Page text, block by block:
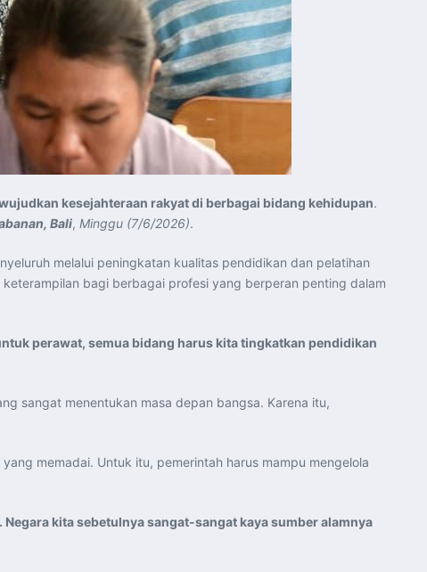
kesejahteraan rakyat di berbagai bidang kehidupan.
Bali, Minggu (7/6/2026).
melalui peningkatan kualitas pendidikan dan pelatihan
bagi berbagai profesi yang berperan penting dalam
perawat, semua bidang harus kita tingkatkan pendidikan
sangat menentukan masa depan bangsa. Karena itu,
memadai. Untuk itu, pemerintah harus mampu mengelola
kita sebetulnya sangat-sangat kaya sumber alamnya